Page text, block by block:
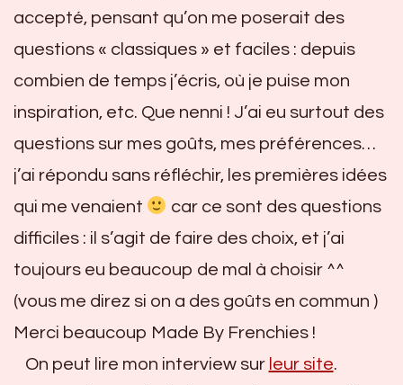
accepté, pensant qu’on me poserait des
questions « classiques » et faciles : depuis
combien de temps j’écris, où je puise mon
inspiration, etc. Que nenni ! J’ai eu surtout des
questions sur mes goûts, mes préférences…
j’ai répondu sans réfléchir, les premières idées
qui me venaient
car ce sont des questions
difficiles : il s’agit de faire des choix, et j’ai
toujours eu beaucoup de mal à choisir ^^
(vous me direz si on a des goûts en commun )
Merci beaucoup Made By Frenchies !
On peut lire mon interview sur leur site.